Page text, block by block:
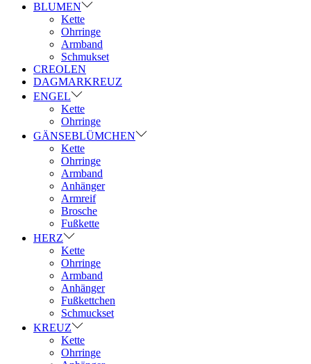
BLUMEN
Kette
Ohrringe
Armband
Schmukset
CREOLEN
DAGMARKREUZ
ENGEL
Kette
Ohrringe
GÄNSEBLÜMCHEN
Kette
Ohrringe
Armband
Anhänger
Armreif
Brosche
Fußkette
HERZ
Kette
Ohrringe
Armband
Anhänger
Fußkettchen
Schmuckset
KREUZ
Kette
Ohrringe